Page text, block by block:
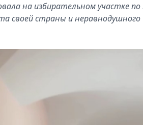
на избирательном участке
своей страны и